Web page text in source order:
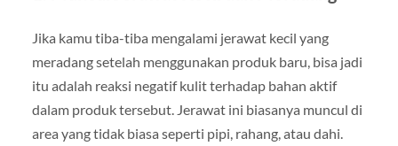
Jika kamu tiba-tiba mengalami jerawat kecil yang
meradang setelah menggunakan produk baru, bisa jadi
itu adalah reaksi negatif kulit terhadap bahan aktif
dalam produk tersebut. Jerawat ini biasanya muncul di
area yang tidak biasa seperti pipi, rahang, atau dahi.